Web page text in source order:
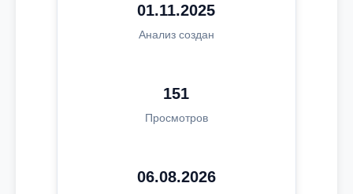
01.11.2025
Анализ создан
151
Просмотров
06.08.2026